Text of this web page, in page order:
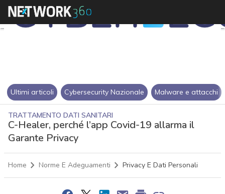
Ultimi articoli Cybersecurity Nazionale Malware e attacchi
TRATTAMENTO DATI SANITARI
C-Healer, perché l’app Covid-19 allarma il
Garante Privacy
Home Norme E Adeguamenti Privacy E Dati Personali